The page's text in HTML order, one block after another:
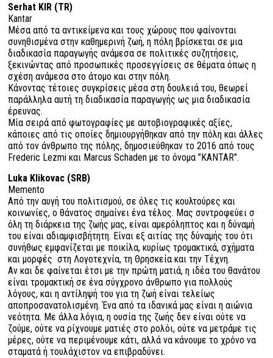
Serhat KIR (TR)
Kantar
Μέσα από τα αντικείμενα και τους χώρους που φαίνονται
συνηθισμένα στην καθημερινή ζωή, η πόλη βρίσκεται σε μια
διαδικασία παραγωγής ανάμεσα σε πολιτικές συζητήσεις,
ξεκινώντας από προσωπικές προσεγγίσεις σε θέματα όπως η
σχέση ανάμεσα στο άτομο και στην πόλη.
Κάνοντας τέτοιες συγκρίσεις μέσα στη δουλειά του, θεωρεί
παράλληλα αυτή τη διαδικασία παραγωγής ως μια διαδικασία
έρευνας.
Μία σειρά από φωτογραφίες με αυτοβιογραφικές αξίες,
κάποιες από τις οποίες δημιουργήθηκαν από την πόλη και άλλες
από τον άνθρωπο της πόλης, δημοσιεύθηκαν το 2016 από τους
Frederic Lezmi και Marcus Schaden με το όνομα "KANTAR".
Luka Klikovac (SRB)
Memento
Από την αυγή του πολιτισμού, σε όλες τις κουλτούρες και
κοινωνίες, ο θάνατος σημαίνει ένα τέλος. Μας συντροφεύει σ
όλη τη διάρκεια της ζωής μας, είναι αμερόληπτος και η δύναμή
του είναι αδιαμφισβήτητη. Είναι εξ αιτίας της δύναμής του ότι
συνήθως εμφανίζεται με ποικίλα, κυρίως τρομακτικά, σχήματα
και μορφές στη Λογοτεχνία, τη Θρησκεία και την Τέχνη.
Αν και δε φαίνεται έτσι με την πρώτη ματιά, η ιδέα του θανάτου
είναι τρομακτική σε ένα σύγχρονο άνθρωπο για πολλούς
λόγους, και η αντίληψή του για τη ζωή είναι τελείως
αποπροσανατολισμένη. Ένα από τα ιδανικά μας είναι η αιώνια
νεότητα. Με άλλα λόγια, η ουσία της ζωής δεν είναι ούτε να
ζούμε, ούτε να ρίχνουμε ματιές στο ρολόι, ούτε να μετράμε τις
μέρες, ούτε να περιμένουμε κάτι, αλλά να κάνουμε το χρόνο να
σταματά ή τουλάχιστον να επιβραδύνει.